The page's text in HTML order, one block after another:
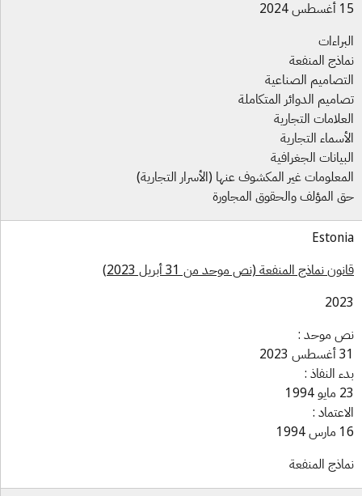
المنفعة
الصناعية
الدوائر المتكاملة
التجارية
التجارية
الجغرافية
غير المكشوف عنها (الأسرار التجارية)
المؤلف والحقوق المجاورة
نماذج المنفعة (نص موحد من 31 أبريل 2023)
موحد :
النفاذ :
:
المنفعة